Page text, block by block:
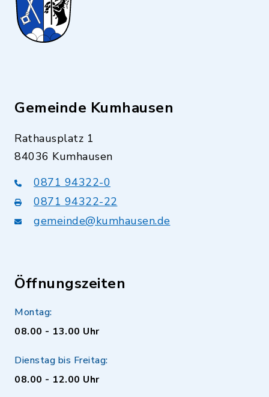
Gemeinde Kumhausen
Rathausplatz 1
84036 Kumhausen
0871 94322-0
0871 94322-22
gemeinde@kumhausen.de
Öffnungszeiten
Montag:
08.00 - 13.00 Uhr
Dienstag bis Freitag:
08.00 - 12.00 Uhr